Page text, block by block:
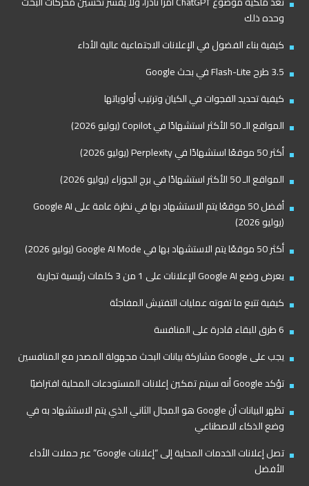
وحده ذلك
كيفية بناء الفضول في الإعلانات الاجتماعية عالية الأداء
3.5 طرح Flash-Lite في بحث Google
كيفية تحديد الفجوات في الكيان وترتيب أولوياتها
المواقع الـ 50 الأكثر استشهادًا في Copilot (يوليو 2026)
أكثر 50 موقعًا استشهادًا في Perplexity (يوليو 2026)
المواقع الـ 50 الأكثر استشهادًا في برج الجوزاء (يوليو 2026)
أفضل 50 موقعًا يتم الاستشهاد بها في نظرة عامة على Google AI
(يوليو 2026)
أكثر 50 موقعًا يتم الاستشهاد بها في Google AI Mode (يوليو 2026)
يعرض وضع Google AI الإعلانات على 1 من 3 كلمات رئيسية تجارية
كيفية تتبع ما تفوته عمليات التفتيش المفاجئة
6 طرق للبقاء قادرة على المنافسة
يجب على Google مشاركة بيانات البحث مجهولة المصدر مع المنافسين
تؤكد Google أنه سيتم تمكين إعلانات المستودعات المحلية افتراضيًا
تظهر البيانات أن Google هو المجال الثاني الذي يتم الاستشهاد به في
وضع الذكاء الاصطناعي
تصل إعلانات الخدمات المحلية إلى “إعلانات Google” عبر حملات الأداء
الأفضل